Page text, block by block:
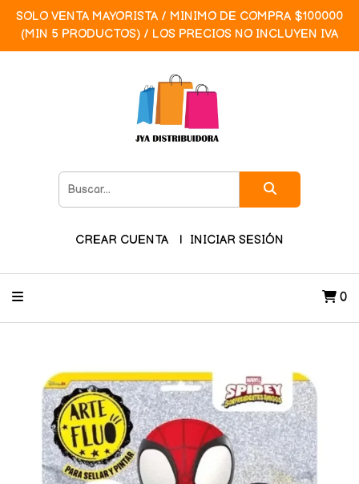
SOLO VENTA MAYORISTA / MINIMO DE COMPRA $100000
(MIN 5 PRODUCTOS) / LOS PRECIOS NO INCLUYEN IVA
CREAR CUENTA INICIAR SESIÓN
0